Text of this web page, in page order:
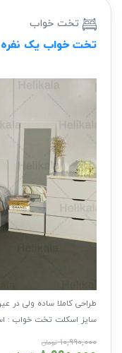
تخت خواب
تخت خواب یک
طراحی کاملا ساده ولی در
سایز اسکلت تخت خواب :
۱۰,۹۹۰,۰۰۰ تومان